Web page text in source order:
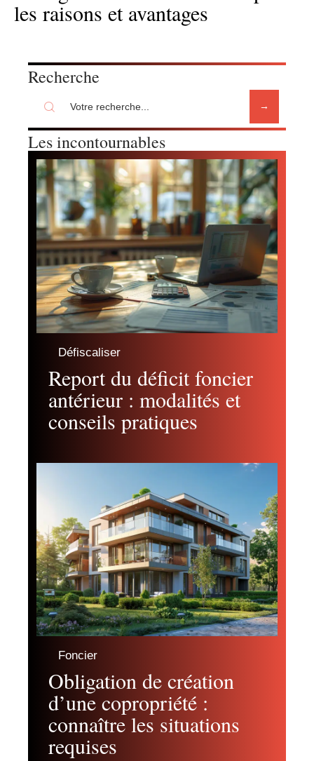
les raisons et avantages
Recherche
Les incontournables
Défiscaliser
Report du déficit foncier
antérieur : modalités et
conseils pratiques
Foncier
Obligation de création
d’une copropriété :
connaître les situations
requises